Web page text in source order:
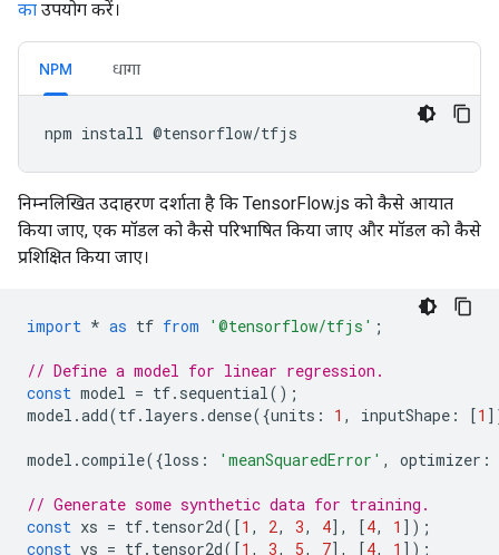
का उपयोग करें।
NPM धागा
npm install @tensorflow/tfjs
निम्नलिखित उदाहरण दर्शाता है कि TensorFlow.js को कैसे आयात
किया जाए, एक मॉडल को कैसे परिभाषित किया जाए और मॉडल को कैसे
प्रशिक्षित किया जाए।
import * as tf from '@tensorflow/tfjs' ;
// Define a model for linear regression.
const model = tf. sequential();
model .add(tf. layers .dense({units : 1 , inputShape : [1
model .compile({loss : 'meanSquaredError' , optimizer :
// Generate some synthetic data for training.
const xs = tf. tensor2d([1 , 2, 3, 4], [4, 1 ]);
const ys = tf. tensor2d([1 , 3, 5, 7], [4, 1 ]);